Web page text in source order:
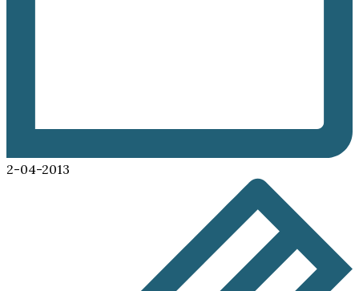
2-04-2013